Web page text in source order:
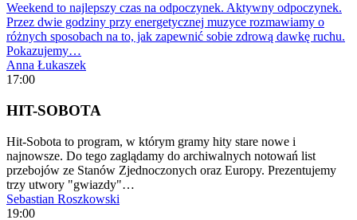
Weekend to najlepszy czas na odpoczynek. Aktywny odpoczynek.
Przez dwie godziny przy energetycznej muzyce rozmawiamy o
różnych sposobach na to, jak zapewnić sobie zdrową dawkę ruchu.
Pokazujemy…
Anna Łukaszek
17:00
HIT-SOBOTA
Hit-Sobota to program, w którym gramy hity stare nowe i
najnowsze. Do tego zaglądamy do archiwalnych notowań list
przebojów ze Stanów Zjednoczonych oraz Europy. Prezentujemy
trzy utwory "gwiazdy"…
Sebastian Roszkowski
19:00